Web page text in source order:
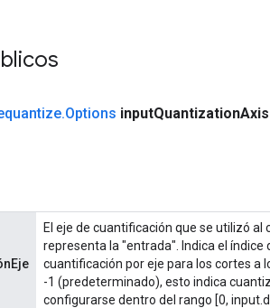
.Options inputQuantizationAxis
El eje de cuantificación que se utilizó
representa la "entrada". Indica el
cuantificación por eje para los cortes a
-1 (predeterminado), esto indica
configurarse dentro del rango [0,